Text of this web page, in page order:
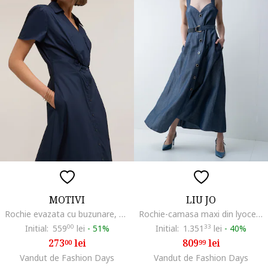
MOTIVI
Rochie evazata cu buzunare, Albastru ultramarin
Initial: 55900 lei - 51%
27300lei
Vandut de Fashion Days
LIU JO
Rochie-camasa maxi din lyocell si in, Bleumarin
Initial: 1.351 33 lei - 40%
80999lei
Vandut de Fashion Days